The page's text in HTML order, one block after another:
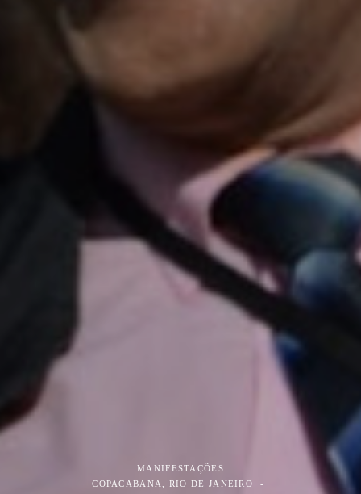
MANIFESTAÇÕES
COPACABANA, RIO DE JANEIRO